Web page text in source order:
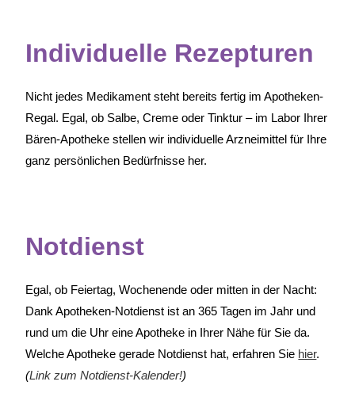
Individuelle Rezepturen
Nicht jedes Medikament steht bereits fertig im Apotheken-
Regal. Egal, ob Salbe, Creme oder Tinktur – im Labor Ihrer
Bären-Apotheke stellen wir individuelle Arzneimittel für Ihre
ganz persönlichen Bedürfnisse her.
Notdienst
Egal, ob Feiertag, Wochenende oder mitten in der Nacht:
Dank Apotheken-Notdienst ist an 365 Tagen im Jahr und
rund um die Uhr eine Apotheke in Ihrer Nähe für Sie da.
Welche Apotheke gerade Notdienst hat, erfahren Sie hier.
(Link zum Notdienst-Kalender!)